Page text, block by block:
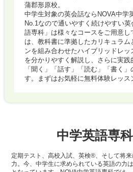
蒲郡形原校。
中学生対象の英会話ならNOVA中学
No.1なので通いやすく続けやすい
語専科」は様々なコースをご用意し
は、教科書に準拠したカリキュラム
ンを組み合わせたハイブリッドレッ
を分かりやすく解説し、さらに実践
「聞く」「話す」「読む」「書く
す。まずはお気軽に無料体験レッス
中学英語専
定期テスト、高校入試、英検®、そして将
力。今、中学生に求められている英語の力